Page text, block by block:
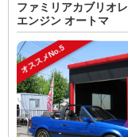
ファミリアカブリオ
エンジン オートマ
オススメNo.5